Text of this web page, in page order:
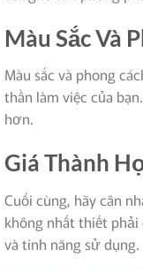
Màu Sắc Và
Màu sắc và phong
thần làm việc của
hơn.
Giá Thành
Cuối cùng, hãy cân
không nhất thiết
và tính năng sử dụng.